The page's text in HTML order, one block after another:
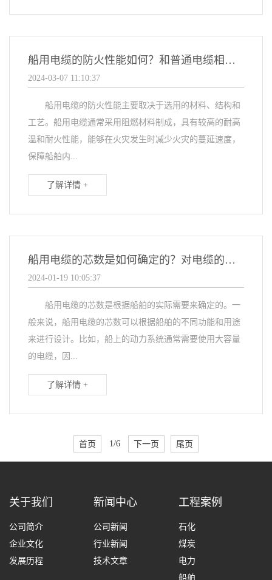
船用电缆的防火性能如何？和普通电缆相比有什么不同？
2024-03-07 11:10:37
船用电缆的防火性能主要取决于选用的材料、结构和
工艺。船用电缆通常采用阻燃材料制成，具有较高的耐高
温和耐火性能，能够在火灾发生时减少火灾的蔓延速度，
保障船舶内...
了解详情 +
船用电缆的芯数是如何确定的？对电缆的质量有何影响？
2024-01-19 10:05:37
船用电缆的芯数是根据船舶的实际需要来确定的。一
般来说，船用电缆的芯数可以根据船舶的不同功能和用途
来进行设计。比如，船上的动力系统通常需要使用大容量
的电缆，因...
了解详情 +
首页 1/6 下一页 尾页
关于我们
公司简介
企业文化
发展历程
新闻中心
公司新闻
行业新闻
技术文章
工程案例
石化
煤炭
电力
船舶